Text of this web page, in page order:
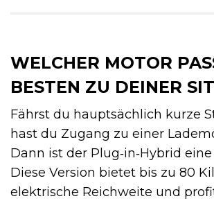
WELCHER MOTOR
BESTEN ZU DEINER
Fährst du hauptsächlich kurze
hast du Zugang zu einer
Dann ist der Plug‑in‑Hybrid
Diese Version bietet bis zu 80
elektrische Reichweite und